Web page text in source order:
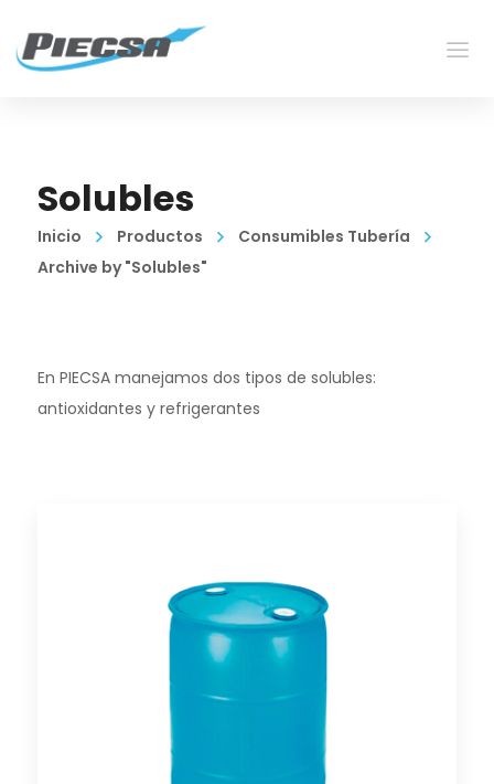
Solubles
Inicio Productos
Consumibles Tubería
Archive by "Solubles"
En PIECSA manejamos dos tipos de solubles:
antioxidantes y refrigerantes